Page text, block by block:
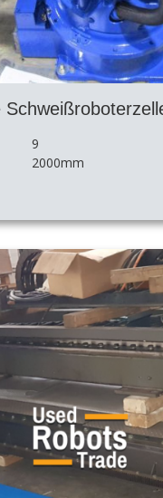
9
2000mm